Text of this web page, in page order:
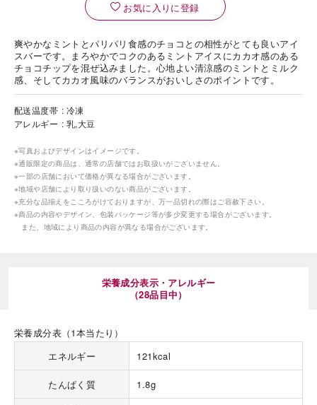
お気に入りに登録
爽やかなミントとパリパリ食感のチョコとの相性がとても良いアイ
スバーです。まろやかでコクのあるミントアイスにカカオ感のある
チョコチップを混ぜ込みました。心地よい清涼感のミントとミルク
感、そしてカカオ風味のバランスがおいしさのポイントです。
配送温度帯
冷凍
アレルギー
乳,大豆
※写真およびデザインはイメージです。
※通販限定の商品は、通常の店舗ではお取扱いがございません。
※一部の店舗において価格が異なる場合がございます。
※地域や店舗により取り扱いのない商品がございます。
※充分な品揃えをこころがけておりますが、万一品切れの際はご容赦下さい。
※商品の内容やデザイン、包装パッケージ等が多少変更する場合がございます。
また、地域により商品の内容が異なる場合がございます。
栄養成分表示・アレルギー
（28品目中）
栄養成分表（1本当たり）
エネルギー
121kcal
たんぱく質 1.8g
岳や末広がりを意味す
つ時」という意味を込
る、こだわりのスイー
海外 Overseas shops
UAE
Vietnam